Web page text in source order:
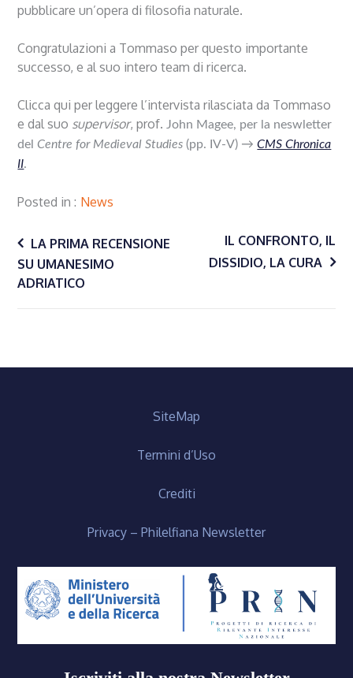
pubblicare un’opera di filosofia naturale.
Congratulazioni a Tommaso per questo importante
successo, e al suo intero team di ricerca.
Clicca qui per leggere l’intervista rilasciata da Tommaso
e dal suo supervisor, prof. John Magee, per la neswletter
delCentre for Medieval Studies (pp. IV-V) →CMS Chronica
II.
Posted in News
Navigazione
articoli
LA PRIMA RECENSIONE
SU UMANESIMO
ADRIATICO
IL CONFRONTO, IL
DISSIDIO, LA CURA
SiteMap
Termini d’Uso
Crediti
Privacy – Philelfiana Newsletter